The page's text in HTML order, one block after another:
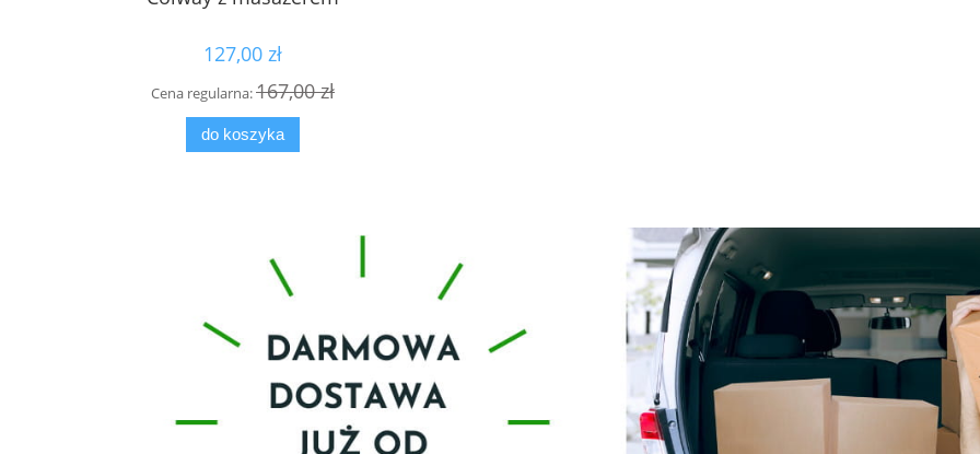
127,00 zł
Cena regularna:167,00 zł
do koszyka